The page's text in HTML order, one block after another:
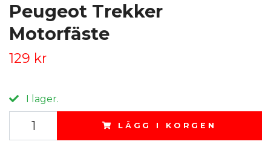
Peugeot Trekker
Motorfäste
129 kr
I lager.
LÄGG I KORGEN